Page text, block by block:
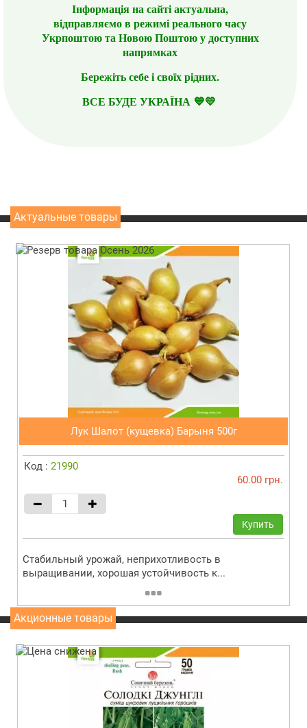
Інформація на сайті актуальна,
відправляємо в режимі реального часу
Укрпоштою та Новою Поштою у доступних
напрямках
Бережіть себе і своїх рідних.
ВСЕ БУДЕ УКРАЇНА 💙💛
Актуальные товары
Лук Шалот (кущевка) Барыня 500г
Код : 21990
60.00 грн.
Купить
Стабильный урожай, неприхотливость в
выращивании, хорошая устойчивость к...
Акционные товары